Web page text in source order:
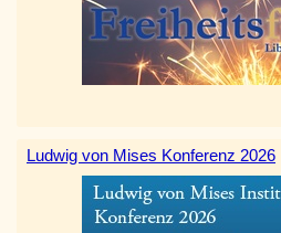
Ludwig von Mises Konferenz 2026